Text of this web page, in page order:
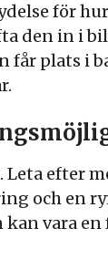
för
den in i
plats i
efter
och en
vara